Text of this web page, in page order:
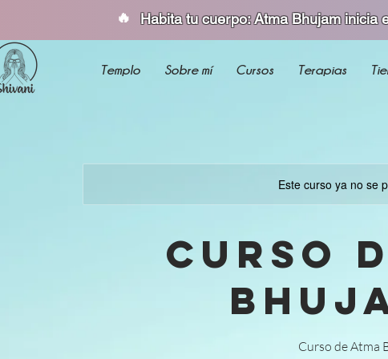
🔥 Habita tu cuerpo: Atma Bhujam inicia
Templo Sobre mí Cursos Terapias
Este curso ya no se
Curso
Curso de Atma